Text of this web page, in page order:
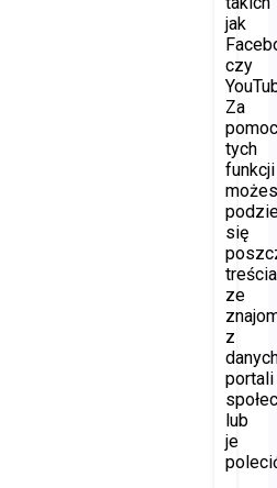
jak
czy
Za
tych
funkcji
się
ze
z
portali
lub
je